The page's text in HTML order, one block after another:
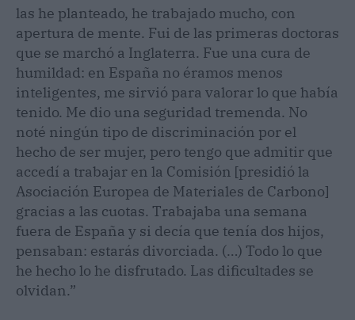
las he planteado, he trabajado mucho, con
apertura de mente. Fui de las primeras doctoras
que se marchó a Inglaterra. Fue una cura de
humildad: en España no éramos menos
inteligentes, me sirvió para valorar lo que había
tenido. Me dio una seguridad tremenda. No
noté ningún tipo de discriminación por el
hecho de ser mujer, pero tengo que admitir que
accedí a trabajar en la Comisión [presidió la
Asociación Europea de Materiales de Carbono]
gracias a las cuotas. Trabajaba una semana
fuera de España y si decía que tenía dos hijos,
pensaban: estarás divorciada. (…) Todo lo que
he hecho lo he disfrutado. Las dificultades se
olvidan.”